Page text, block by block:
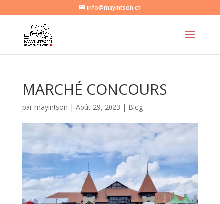
info@mayintson.ch
MARCHÉ CONCOURS
par mayintson | Août 29, 2023 | Blog